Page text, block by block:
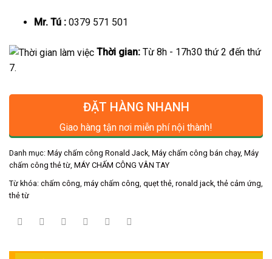
Mr. Tú :0379 571 501
Thời gian: Từ 8h - 17h30 thứ 2 đến thứ
7.
ĐẶT HÀNG NHANH
Giao hàng tận nơi miễn phí nội thành!
Danh mục: Máy chấm công Ronald Jack, Máy chấm công bán chạy, Máy
chấm công thẻ từ, MÁY CHẤM CÔNG VÂN TAY
Từ khóa: chấm công, máy chấm công, quẹt thẻ, ronald jack,thẻ cảm ứng,
thẻ từ